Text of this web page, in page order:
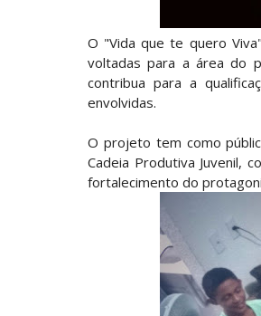
O "Vida que te quero
voltadas para a área do
contribua para a
envolvidas.
O projeto tem como
Cadeia Produtiva Juvenil,
fortalecimento do